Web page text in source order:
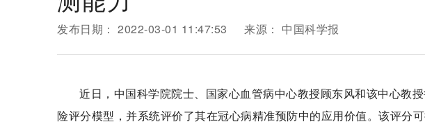
发布日期： 2022-03-01 11:47:53 来源： 中国科学报
近日，中国科学院院士、国家心血管病中心教授顾东风和该中心教
险评分模型，并系统评价了其在冠心病精准预防中的应用价值。该评分